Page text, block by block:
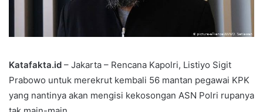
Katafakta.id – Jakarta – Rencana Kapolri, Listiyo Sigit
Prabowo untuk merekrut kembali 56 mantan pegawai KPK
yang nantinya akan mengisi kekosongan ASN Polri rupanya